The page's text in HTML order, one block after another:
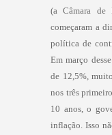
(a Câmara de
começaram a
política de
Em março
de 12,5%,
nos três
10 anos, o
inflação. Isso